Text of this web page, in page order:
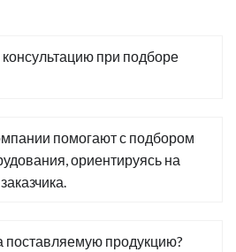
при подборе
помогают с подбором
ориентируясь на
поставляемую продукцию?